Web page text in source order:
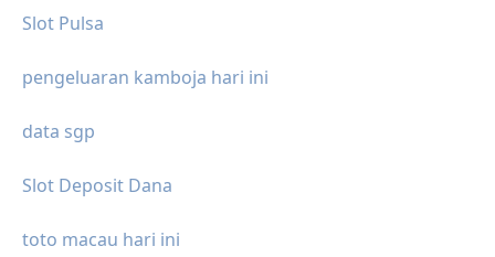
Slot Pulsa
pengeluaran kamboja hari ini
data sgp
Slot Deposit Dana
toto macau hari ini